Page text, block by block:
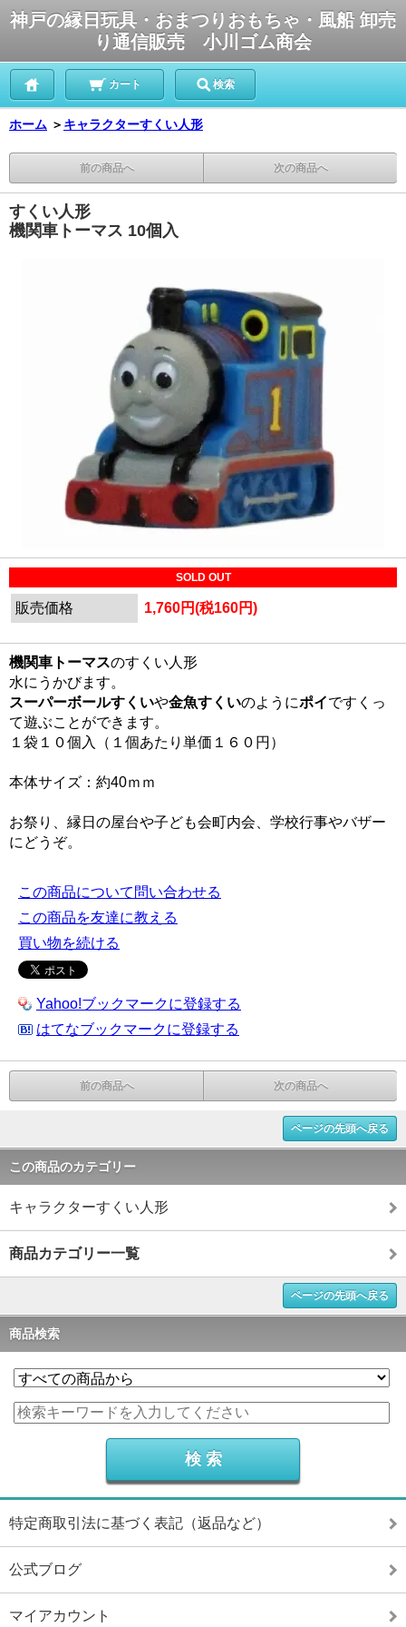
神戸の縁日玩具・おまつりおもちゃ・風船 卸売
り通信販売 小川ゴム商会
カート 検索
ホーム ＞ キャラクターすくい人形
前の商品へ 次の商品へ
すくい人形
機関車トーマス 10個入
SOLD OUT
販売価格 1,760円(税160円)
機関車トーマスのすくい人形
水にうかびます。
スーパーボールすくいや金魚すくいのようにポイですくっ
て遊ぶことができます。
１袋１０個入（１個あたり単価１６０円）
本体サイズ：約40ｍｍ
お祭り、縁日の屋台や子ども会町内会、学校行事やバザー
にどうぞ。
この商品について問い合わせる
この商品を友達に教える
買い物を続ける
Yahoo!ブックマークに登録する
はてなブックマークに登録する
前の商品へ 次の商品へ
ページの先頭へ戻る
この商品のカテゴリー
キャラクターすくい人形
商品カテゴリー一覧
ページの先頭へ戻る
商品検索
特定商取引法に基づく表記（返品など）
公式ブログ
マイアカウント